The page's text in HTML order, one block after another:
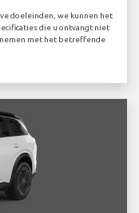
doeleinden, we kunnen het
die u ontvangt niet
met het betreffende